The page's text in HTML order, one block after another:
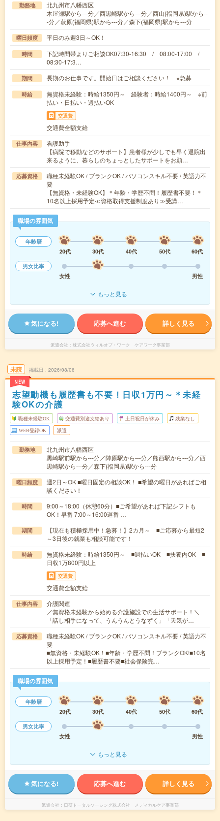
勤務地
北九州市八幡西区
木屋瀬駅から---分／西黒崎駅から---分／西山(福岡県)駅から--
-分／萩原(福岡県)駅から---分／森下(福岡県)駅から---分
曜日頻度 平日のみ週3日～OK！
時間
下記時間帯よりご相談OK07:30-16:30 / 08:00-17:00 /
08:30-17:3…
期間 長期のお仕事です。開始日はご相談ください！ ※急募
時給
無資格未経験：時給1350円～ 経験者：時給1400円～ ※前
払い・日払い・週払いOK
交通費
交通費全額支給
仕事内容
看護助手
【病院で移動などのサポート】患者様が少しでも早く退院出
来るように、暮らしのちょっとしたサポートをお願…
応募資格
職種未経験OK / ブランクOK / パソコンスキル不要 / 英語力不
要
【無資格・未経験OK】＊年齢・学歴不問！履歴書不要！＊
10名以上採用予定≪資格取得支援制度あり≫受講…
職場の雰囲気
年齢層
20代
30代 40代 50代
60代
男女比率
女性
男性
もっと見る
気になる! 応募へ進む 詳しく見る
派遣会社 株式会社ウィルオブ・ワーク ケアワーク事業部
未読
NEW
掲載日 2026/08/06
志望動機も履歴書も不要！日収1万円～＊未経
験OKの介護
職種未経験OK 交通費別途支給あり 土日祝日が休み 残業なし
WEB登録OK 派遣
勤務地
北九州市八幡西区
黒崎駅前駅から---分／陣原駅から---分／熊西駅から---分／西
黒崎駅から---分／森下(福岡県)駅から---分
曜日頻度
週2日～OK ■曜日固定の相談OK！ ■希望の曜日があればご相
談ください！
時間
9:00～18:00（休憩60分）■ご希望があれば下記シフトも
OK！早番 7:00～16:00遅番 …
期間
【現在も積極採用中！急募！】2カ月～ ■ご応募から最短2
～3日後の就業も相談可能です！
時給
無資格未経験：時給1350円～ ■週払いOK ■扶養内OK ■
日収1万800円以上
交通費
交通費全額支給
仕事内容
介護関連
／無資格未経験から始める介護施設での生活サポート！＼
「話し相手になって、うんうんとうなずく」「天気が…
応募資格
職種未経験OK / ブランクOK / パソコンスキル不要 / 英語力不
要
■無資格・未経験OK！■年齢・学歴不問！ブランクOK!■10名
以上採用予定！■履歴書不要■社会保険完…
職場の雰囲気
年齢層
20代
30代 40代 50代
60代
男女比率
女性
男性
もっと見る
気になる! 応募へ進む 詳しく見る
派遣会社 日研トータルソーシング株式会社 メディカルケア事業部